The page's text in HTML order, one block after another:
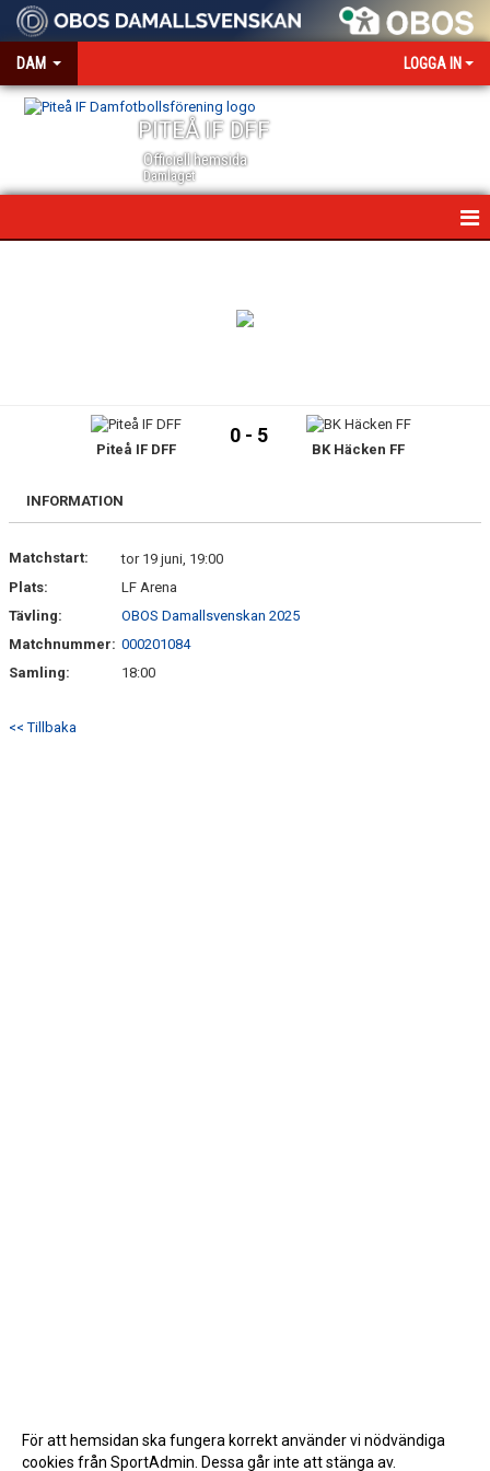
DAM LOGGA IN
PITEÅ IF DFF
Officiell hemsida
Damlaget
MATCHER
Piteå IF DFF
0 - 5
BK Häcken FF
INFORMATION
Matchstart:
tor 19 juni, 19:00
Plats:
LF Arena
Tävling:
OBOS Damallsvenskan 2025
Matchnummer: 000201084
Samling:
18:00
<< Tillbaka
För att hemsidan ska fungera korrekt använder vi nödvändiga
cookies från SportAdmin. Dessa går inte att stänga av.